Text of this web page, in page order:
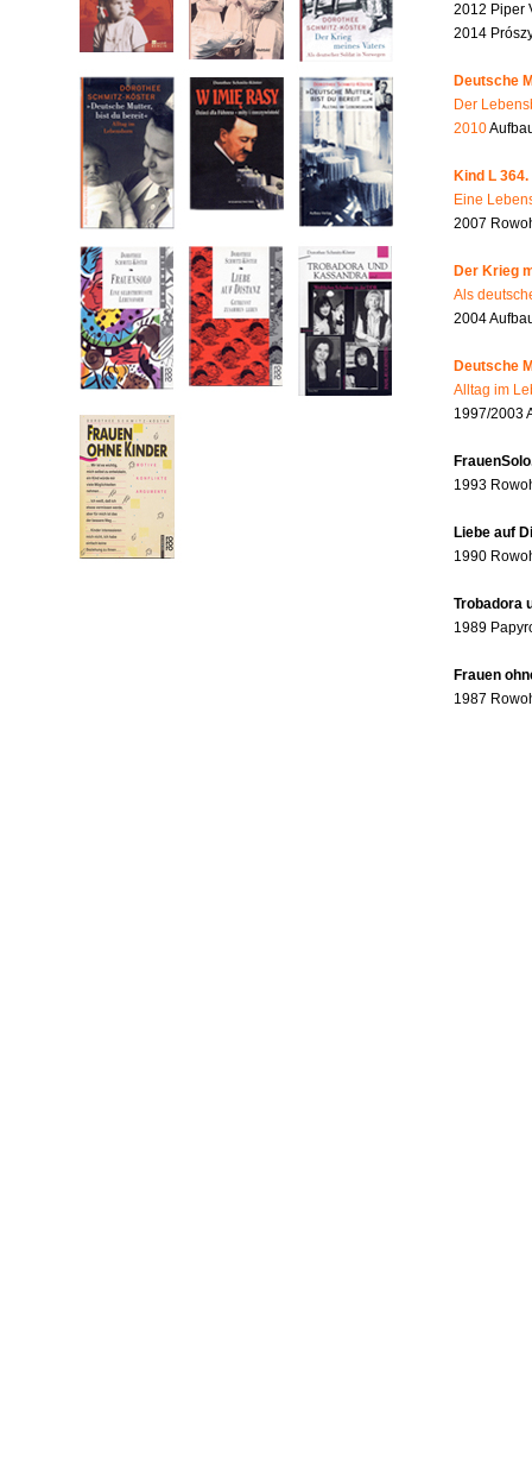
2012 Piper
2014
Deutsche
Der
2010
Kind L 364.
Eine
2007
Der Krieg
Als
2004
Deutsche
Alltag im
1997/2003
1993
Liebe auf
1990
Trobadora
1989
Frauen
1987